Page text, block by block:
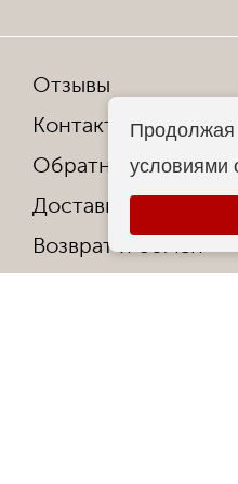
Отзывы
Контакты
Обратная связь
Доставка и оплата
Возврат и обмен
Продолжая
условиями